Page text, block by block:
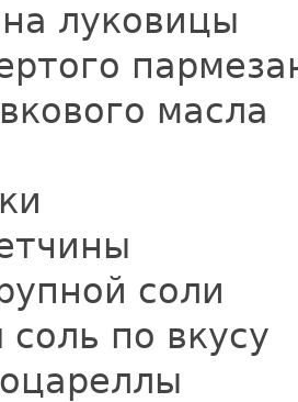
луковицы
масла
соли
по вкусу